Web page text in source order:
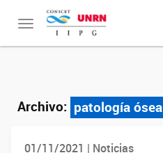
Toggle
navigation
Archivo: patología ósea
01/11/2021 | Noticias